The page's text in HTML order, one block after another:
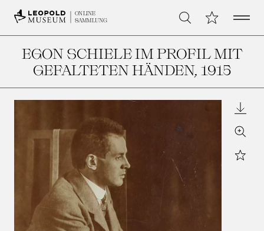
ONLINE
SAMMLUNG
Suche Meine Open
EGON SCHIELE IM PROFIL MIT
GEFALTETEN HÄNDEN, 1915
Zoom
Star